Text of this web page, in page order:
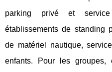
parking privé et
établissements de standing
de matériel nautique,
enfants. Pour les groupes,